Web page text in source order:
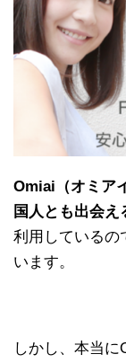
Omiai（オミア
国人とも出会え
利用しているの
います。
しかし、本当